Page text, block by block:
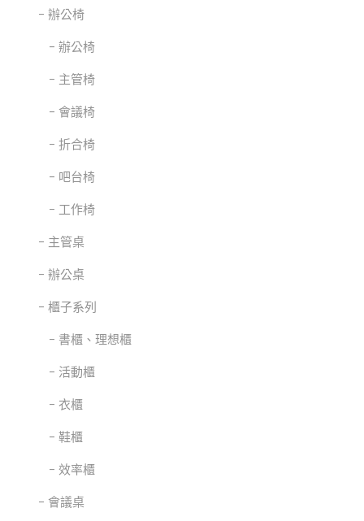
辦公椅
辦公椅
主管椅
會議椅
折合椅
吧台椅
工作椅
主管桌
辦公桌
櫃子系列
書櫃、理想櫃
活動櫃
衣櫃
鞋櫃
效率櫃
會議桌